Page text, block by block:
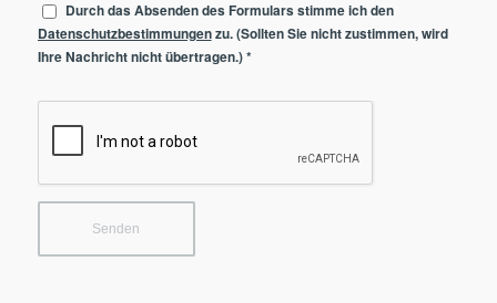
Durch das Absenden des Formulars stimme ich den
Datenschutzbestimmungenzu. (Sollten Sie nicht zustimmen, wird
Ihre Nachricht nicht übertragen.)*